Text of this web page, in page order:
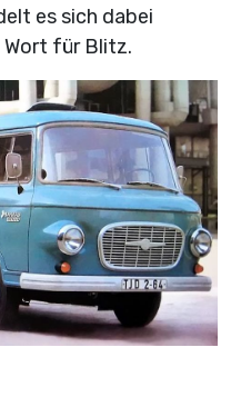
es sich dabei
Wort für Blitz.